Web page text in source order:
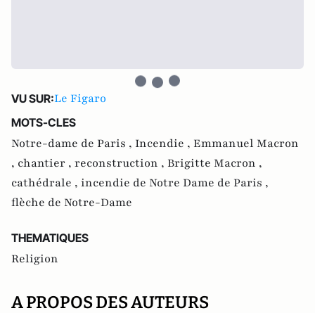
VU SUR:Le Figaro
MOTS-CLES
Notre-dame de Paris , Incendie , Emmanuel Macron
, chantier , reconstruction , Brigitte Macron ,
cathédrale , incendie de Notre Dame de Paris ,
flèche de Notre-Dame
THEMATIQUES
Religion
A PROPOS DES AUTEURS